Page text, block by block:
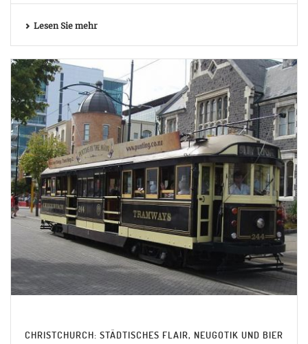
Lesen Sie mehr
CHRISTCHURCH: STÄDTISCHES FLAIR, NEUGOTIK UND BIER